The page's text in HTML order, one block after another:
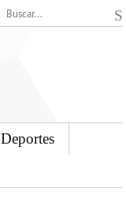
Deportes